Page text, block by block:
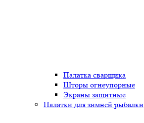
Палатка сварщика
Шторы огнеупорные
Экраны защитные
Палатки для зимней рыбалки